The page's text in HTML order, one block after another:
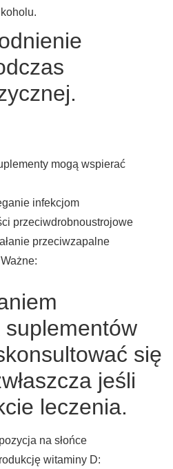
mogą wspierać
infekcjom
przeciwdrobnoustrojowe
przeciwzapalne
Ważne:
się
jeśli
leczenia.
na słońce
witaminy D: